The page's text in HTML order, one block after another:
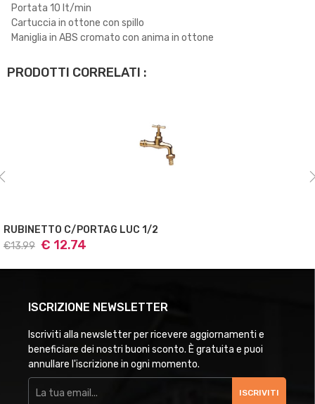
Portata 10 lt/min
Cartuccia in ottone con spillo
Maniglia in ABS cromato con anima in ottone
PRODOTTI CORRELATI :
RUBINETTO C/PORTAG LUC 1/2
€13.99 € 12.74
ISCRIZIONE NEWSLETTER
Iscriviti alla newsletter per ricevere aggiornamenti e
beneficiare dei nostri buoni sconto. È gratuita e puoi
annullare l'iscrizione in ogni momento.
ISCRIVITI